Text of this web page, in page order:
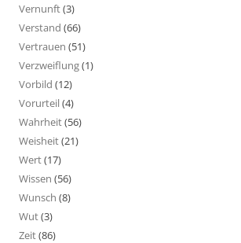
Vernunft(3)
Verstand (66)
Vertrauen (51)
Verzweiflung(1)
Vorbild (12)
Vorurteil(4)
Wahrheit(56)
Weisheit(21)
Wert(17)
Wissen (56)
Wunsch (8)
Wut(3)
Zeit(86)